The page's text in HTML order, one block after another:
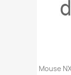
Mouse